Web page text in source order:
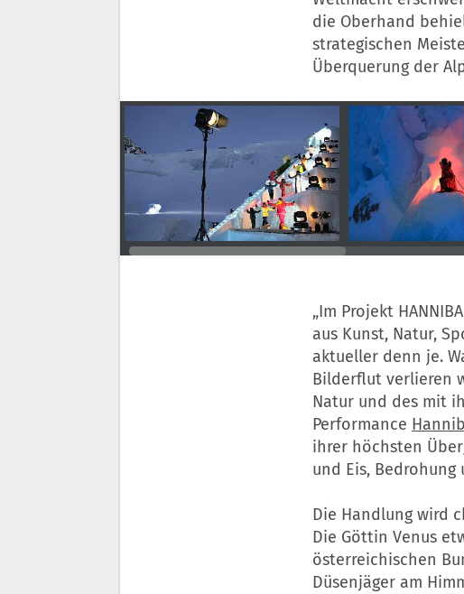
die Oberhand
strategischen
Überquerung der
„Im Projekt
aus Kunst, Natur,
aktueller denn je.
Bilderflut verlieren
Natur und des mit
Performance
ihrer höchsten
und Eis, Bedrohung
Die Handlung wird
Die Göttin Venus
österreichischen
Düsenjäger am